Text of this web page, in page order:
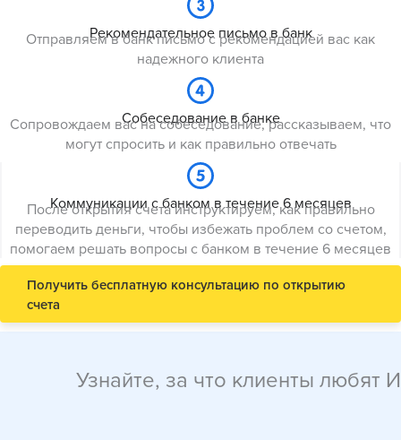
Рекомендательное письмо в банк
Отправляем в банк письмо с рекомендацией вас как
надежного клиента
Собеседование в банке
Сопровождаем вас на собеседование, рассказываем, что
могут спросить и как правильно отвечать
Коммуникации с банком в течение 6 месяцев
После открытия счета инструктируем, как правильно
переводить деньги, чтобы избежать проблем со счетом,
помогаем решать вопросы с банком в течение 6 месяцев
Получить бесплатную консультацию по открытию
счета
Узнайте, за что клиенты любят